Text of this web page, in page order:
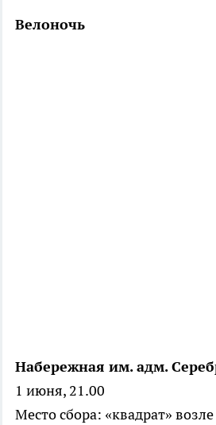
Велоночь
Набережная им. адм.
1 июня, 21.00
Место сбора: «квадрат»